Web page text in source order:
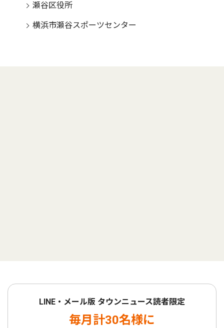
瀬谷区役所
横浜市瀬谷スポーツセンター
LINE・メール版 タウンニュース読者限定
毎月計30名様に